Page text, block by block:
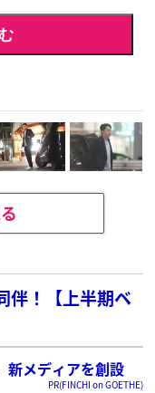
！【上半期ベ
新メディアを創設
PR(FINCHI on GOETHE)